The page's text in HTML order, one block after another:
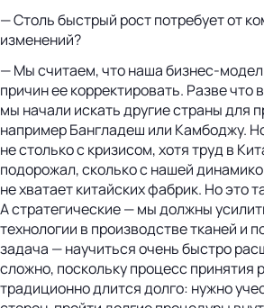
— Столь быстрый рост потребует от
изменений?
— Мы считаем, что наша бизнес-
причин ее корректировать. Разве что
мы начали искать другие страны для
например Бангладеш или Камбоджу.
не столько с кризисом, хотя труд в
подорожал, сколько с нашей
не хватает китайских фабрик. Но это
А стратегические — мы должны
технологии в производстве тканей и
задача — научиться очень быстро
сложно, поскольку процесс принятия
традиционно длится долго: нужно